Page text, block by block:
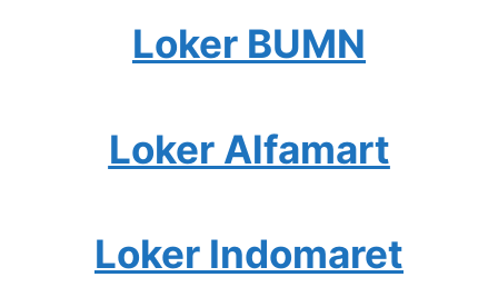
Loker BUMN
Loker Alfamart
Loker Indomaret